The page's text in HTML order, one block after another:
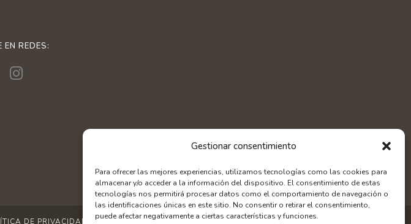
Gestionar consentimiento
Para ofrecer las mejores experiencias, utilizamos tecnologías como las cookies para
almacenar y/o acceder a la información del dispositivo. El consentimiento de estas
tecnologías nos permitirá procesar datos como el comportamiento de navegación o
las identificaciones únicas en este sitio. No consentir o retirar el consentimiento,
puede afectar negativamente a ciertas características y funciones.
EN REDES:
DE PRIVACIDAD COOKIES